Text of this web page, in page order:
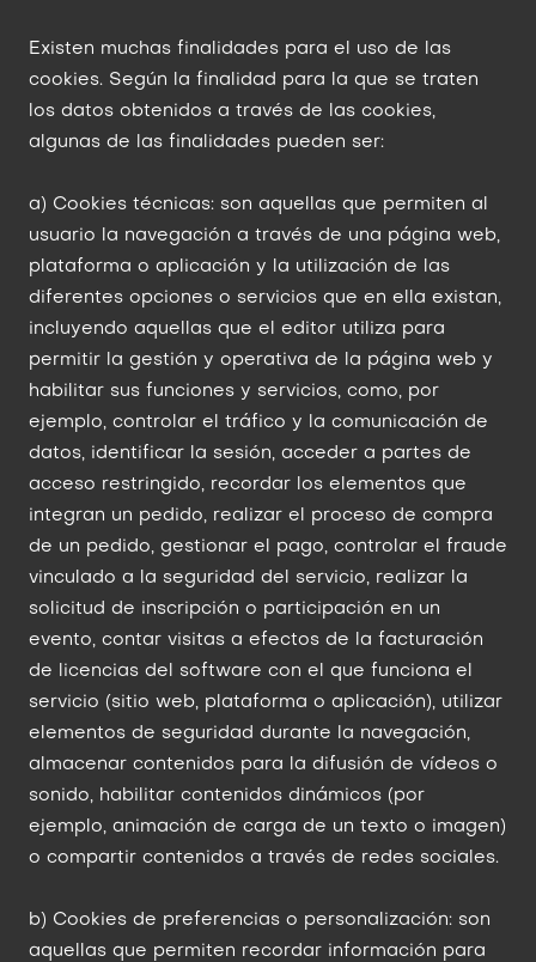
Existen muchas finalidades para el uso de las
cookies. Según la finalidad para la que se traten
los datos obtenidos a través de las cookies,
algunas de las finalidades pueden ser:
a) Cookies técnicas: son aquellas que permiten al
usuario la navegación a través de una página web,
plataforma o aplicación y la utilización de las
diferentes opciones o servicios que en ella existan,
incluyendo aquellas que el editor utiliza para
permitir la gestión y operativa de la página web y
habilitar sus funciones y servicios, como, por
ejemplo, controlar el tráfico y la comunicación de
datos, identificar la sesión, acceder a partes de
acceso restringido, recordar los elementos que
integran un pedido, realizar el proceso de compra
de un pedido, gestionar el pago, controlar el fraude
vinculado a la seguridad del servicio, realizar la
solicitud de inscripción o participación en un
evento, contar visitas a efectos de la facturación
de licencias del software con el que funciona el
servicio (sitio web, plataforma o aplicación), utilizar
elementos de seguridad durante la navegación,
almacenar contenidos para la difusión de vídeos o
sonido, habilitar contenidos dinámicos (por
ejemplo, animación de carga de un texto o imagen)
o compartir contenidos a través de redes sociales.
b) Cookies de preferencias o personalización: son
aquellas que permiten recordar información para